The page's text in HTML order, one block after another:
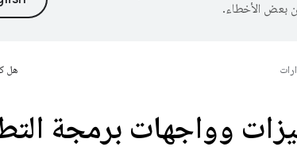
بعض الأخطاء.
هل
وواجهات برمجة